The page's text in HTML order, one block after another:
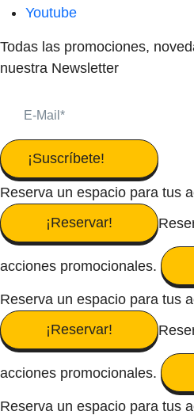
Youtube
Todas las promociones,
nuestra Newsletter
¡Suscríbete!
Reserva un espacio para tus
¡Reservar!
acciones promocionales.
Reserva un espacio para tus
¡Reservar!
acciones promocionales.
Reserva un espacio para tus